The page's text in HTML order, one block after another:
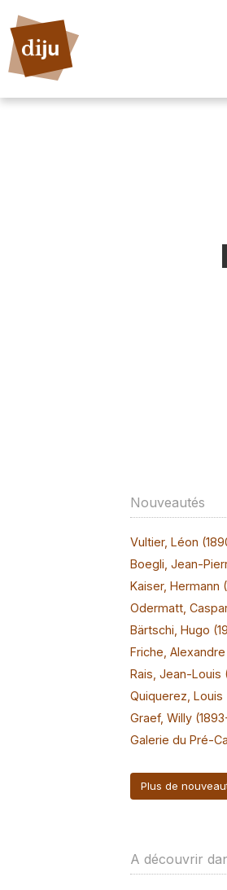
Nouveautés
Vultier, Léon
Boegli, Jean-
Kaiser, Hermann
Odermatt,
Bärtschi, Hugo
Friche,
Rais, Jean-Louis
Quiquerez, Louis
Graef, Willy
Galerie du Pré-
Plus de
A découvrir